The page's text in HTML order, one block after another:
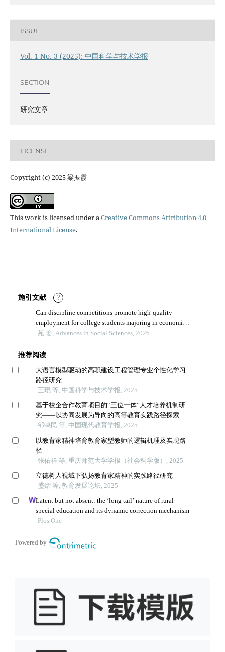
ISSUE
Vol. 1 No. 3 (2025): 中国科学与技术学报
SECTION
研究文章
LICENSE
Copyright (c) 2025 梁振霞
This work is licensed under aCreative Commons Attribution 4.0
International License.
施引文献
?
Can discipline competitions promote high-quality
employment for college students majoring in economics
and trade?—a quasi-natural experiment based on the
by a domestic university
苑 姜, Advances in Social Sciences, 2026
推荐阅读
大语言模型驱动的高职建设工程管理专业个性化学习
路径研究
王琨 等, 中国科学与技术学报, 2025
基于校企合作教育项目的“三位一体”人才培养机制研
究——以协同发展为导向的高等教育实践路径探索
邹鸣民 等, 中国现代教育学报, 2025
以教育家精神培育教育家型教师的逻辑机理及实现路
径
张佑祥 等, 重庆师范大学学报（社会科学版）, 2025
立德树人视域下弘扬教育家精神的实践路径研究
盛熠 等, 教育发展论坛, 2025
Latent but not absent: the ‘long tail’ nature of rural
special education and its dynamic correction mechanism
Plos One
Powered by